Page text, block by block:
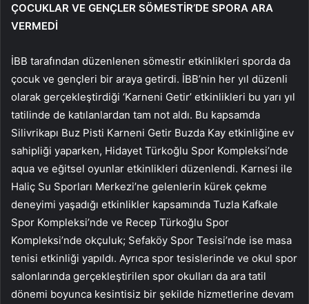
ÇOCUKLAR VE GENÇLER SÖMESTİR’DE SPORA ARA
VERMEDİ
İBB tarafından düzenlenen sömestir etkinlikleri sporda da
çocuk ve gençleri bir araya getirdi. İBB’nin her yıl düzenli
olarak gerçekleştirdiği ‘Karneni Getir’ etkinlikleri bu yarı yıl
tatilinde de katılanlardan tam not aldı. Bu kapsamda
Silivrikapı Buz Pisti Karneni Getir Buzda Kay etkinliğine ev
sahipliği yaparken, Hidayet Türkoğlu Spor Kompleksi’nde
aqua ve eğitsel oyunlar etkinlikleri düzenlendi. Karnesi ile
Haliç Su Sporları Merkezi’ne gelenlerin kürek çekme
deneyimi yaşadığı etkinlikler kapsamında Tuzla Kafkale
Spor Kompleksi’nde ve Recep Türkoğlu Spor
Kompleksi’nde okçuluk; Sefaköy Spor Tesisi’nde ise masa
tenisi etkinliği yapıldı. Ayrıca spor tesislerinde ve okul spor
salonlarında gerçekleştirilen spor okulları da ara tatil
dönemi boyunca kesintisiz bir şekilde hizmetlerine devam